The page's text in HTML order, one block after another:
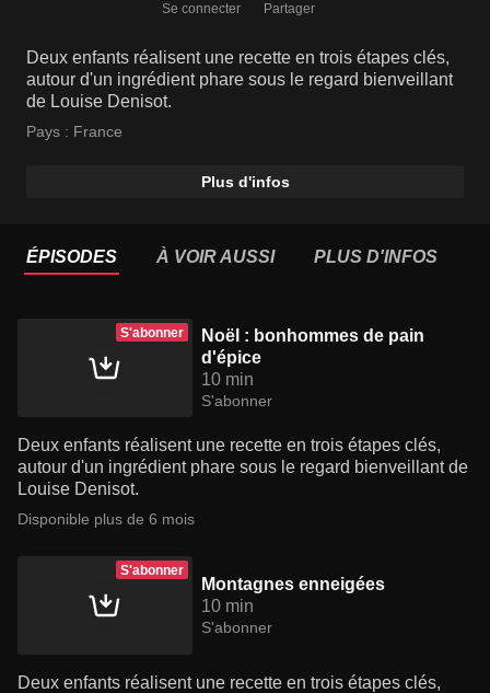
Se connecter Partager
Deux enfants réalisent une recette en trois étapes clés,
autour d'un ingrédient phare sous le regard bienveillant
de Louise Denisot.
Pays : France
Plus d'infos
ÉPISODES À VOIR AUSSI PLUS D'INFOS
S'abonner
Noël : bonhommes de pain
d'épice
10 min
S'abonner
Deux enfants réalisent une recette en trois étapes clés,
autour d'un ingrédient phare sous le regard bienveillant de
Louise Denisot.
Disponible plus de 6 mois
S'abonner
Montagnes enneigées
10 min
S'abonner
Deux enfants réalisent une recette en trois étapes clés,